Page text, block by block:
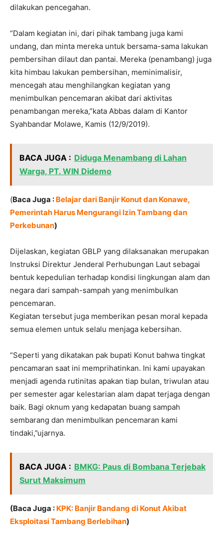
dilakukan pencegahan.
“Dalam kegiatan ini, dari pihak tambang juga kami
undang, dan minta mereka untuk bersama-sama lakukan
pembersihan dilaut dan pantai. Mereka (penambang) juga
kita himbau lakukan pembersihan, meminimalisir,
mencegah atau menghilangkan kegiatan yang
menimbulkan pencemaran akibat dari aktivitas
penambangan mereka,”kata Abbas dalam di Kantor
Syahbandar Molawe, Kamis (12/9/2019).
BACA JUGA : Diduga Menambang di Lahan
Warga, PT. WIN Didemo
(Baca Juga : Belajar dari Banjir Konut dan Konawe,
Pemerintah Harus Mengurangi Izin Tambang dan
Perkebunan)
Dijelaskan, kegiatan GBLP yang dilaksanakan merupakan
Instruksi Direktur Jenderal Perhubungan Laut sebagai
bentuk kepedulian terhadap kondisi lingkungan alam dan
negara dari sampah-sampah yang menimbulkan
pencemaran.
Kegiatan tersebut juga memberikan pesan moral kepada
semua elemen untuk selalu menjaga kebersihan.
“Seperti yang dikatakan pak bupati Konut bahwa tingkat
pencamaran saat ini memprihatinkan. Ini kami upayakan
menjadi agenda rutinitas apakan tiap bulan, triwulan atau
per semester agar kelestarian alam dapat terjaga dengan
baik. Bagi oknum yang kedapatan buang sampah
sembarang dan menimbulkan pencemaran kami
tindaki,”ujarnya.
BACA JUGA : BMKG: Paus di Bombana Terjebak
Surut Maksimum
(Baca Juga : KPK: Banjir Bandang di Konut Akibat
Eksploitasi Tambang Berlebihan)